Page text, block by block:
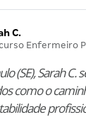
C.
Enfermeiro
(SE), Sarah C.
como o